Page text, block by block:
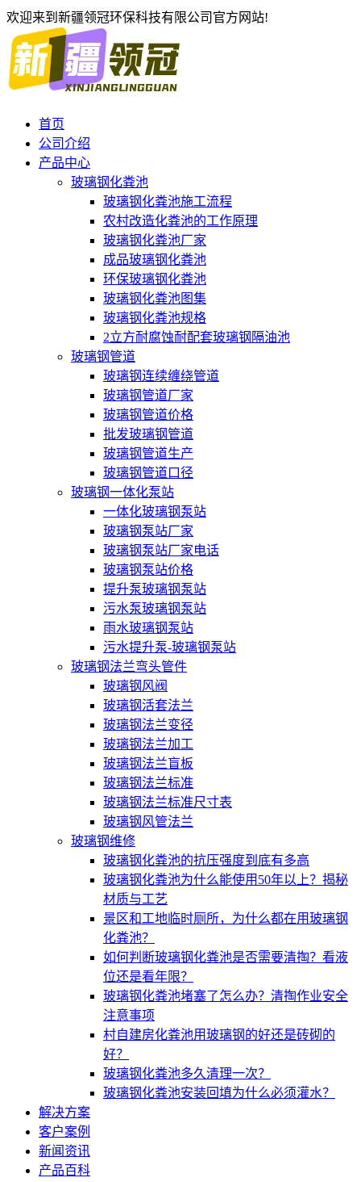
欢迎来到新疆领冠环保科技有限公司官方网站!
首页
公司介绍
产品中心
玻璃钢化粪池
玻璃钢化粪池施工流程
农村改造化粪池的工作原理
玻璃钢化粪池厂家
成品玻璃钢化粪池
环保玻璃钢化粪池
玻璃钢化粪池图集
玻璃钢化粪池规格
2立方耐腐蚀耐配套玻璃钢隔油池
玻璃钢管道
玻璃钢连续缠绕管道
玻璃钢管道厂家
玻璃钢管道价格
批发玻璃钢管道
玻璃钢管道生产
玻璃钢管道口径
玻璃钢一体化泵站
一体化玻璃钢泵站
玻璃钢泵站厂家
玻璃钢泵站厂家电话
玻璃钢泵站价格
提升泵玻璃钢泵站
污水泵玻璃钢泵站
雨水玻璃钢泵站
污水提升泵-玻璃钢泵站
玻璃钢法兰弯头管件
玻璃钢风阀
玻璃钢活套法兰
玻璃钢法兰变径
玻璃钢法兰加工
玻璃钢法兰盲板
玻璃钢法兰标准
玻璃钢法兰标准尺寸表
玻璃钢风管法兰
玻璃钢维修
玻璃钢化粪池的抗压强度到底有多高
玻璃钢化粪池为什么能使用50年以上？揭秘
材质与工艺
景区和工地临时厕所，为什么都在用玻璃钢
化粪池？
如何判断玻璃钢化粪池是否需要清掏？看液
位还是看年限？
玻璃钢化粪池堵塞了怎么办？清掏作业安全
注意事项
村自建房化粪池用玻璃钢的好还是砖砌的
好？
玻璃钢化粪池多久清理一次？
玻璃钢化粪池安装回填为什么必须灌水？
解决方案
客户案例
新闻资讯
产品百科